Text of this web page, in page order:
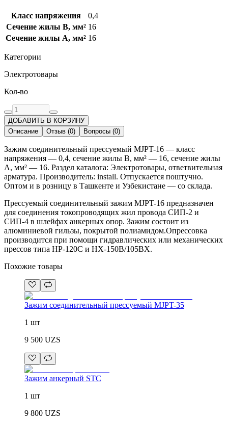
Класс напряжения
0,4
Сечение жилы B, мм² 16
Сечение жилы А, мм² 16
Категории
Электротовары
Кол-во
ДОБАВИТЬ В КОРЗИНУ
Описание
Отзыв (0) Вопросы (0)
Зажим соединительный прессуемый MJPT-16 — класс
напряжения — 0,4, сечение жилы B, мм² — 16, сечение жилы
А, мм² — 16. Раздел каталога: Электротовары, ответвительная
арматура. Производитель: install. Отпускается поштучно.
Оптом и в розницу в Ташкенте и Узбекистане — со склада.
Прессуемый соединительный зажим MJPT-16 предназначен
для соединения токопроводящих жил провода СИП-2 и
СИП-4 в шлейфах анкерных опор. Зажим состоит из
алюминиевой гильзы, покрытой полиамидом.Опрессовка
производится при помощи гидравлических или механических
прессов типа НР-120С и НХ-150В/105ВХ.
Похожие товары
Зажим соединительный прессуемый MJPT-35
1 шт
9 500 UZS
Зажим анкерный STC
1 шт
9 800 UZS